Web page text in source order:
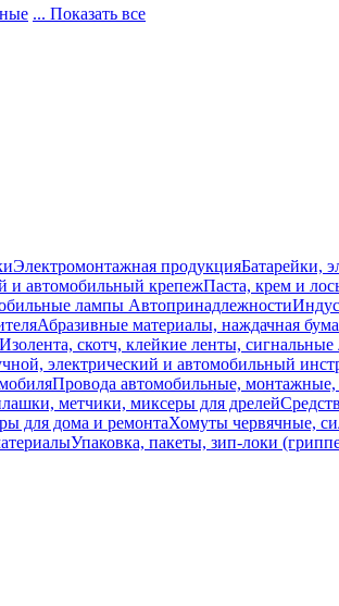
... Показать все
Электромонтажная продукцияБатарейки,
и автомобильный крепежПаста, крем и
лампы Автопринадлежности
Абразивные материалы, наждачная
Изолента, скотч, клейкие ленты,
электрический и автомобильный
Провода автомобильные, монтажные,
метчики, миксеры для дрелей
для дома и ремонтаХомуты червячные,
Упаковка, пакеты, зип-локи